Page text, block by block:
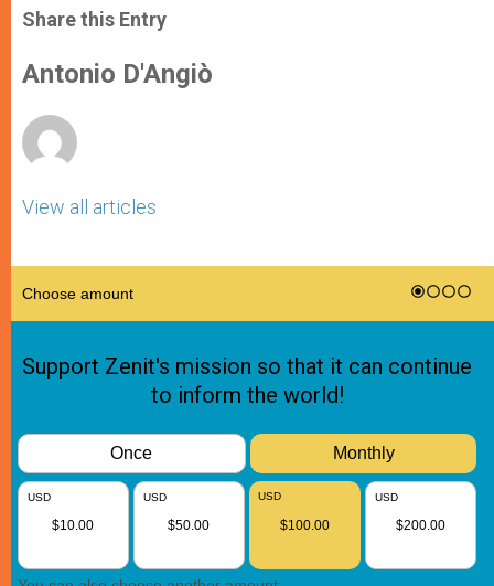
t
s
p
p
s
e
g
e
e
b
o
k
r
Share this Entry
Antonio D'Angiò
View all articles